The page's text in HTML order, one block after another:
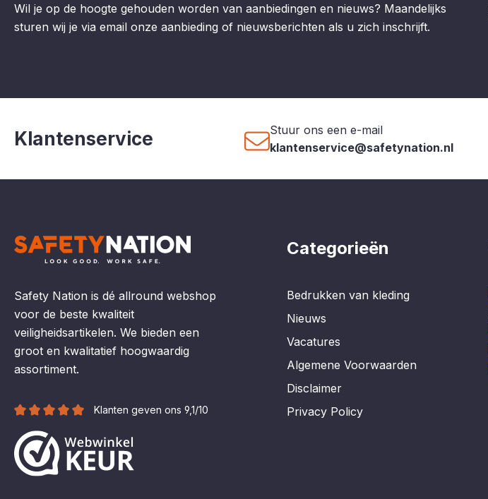
Wil je op de hoogte gehouden worden van aanbiedingen en nieuws? Maandelijks
sturen wij je via email onze aanbieding of nieuwsberichten als u zich inschrijft.
Klantenservice
Stuur ons een e-mail
klantenservice@safetynation.nl
Safety Nation is dé allround webshop
voor de beste kwaliteit
veiligheidsartikelen. We bieden een
groot en kwalitatief hoogwaardig
assortiment.
Klanten geven ons 9,1/10
Categorieën
Bedrukken van kleding
Nieuws
Vacatures
Algemene Voorwaarden
Disclaimer
Privacy Policy